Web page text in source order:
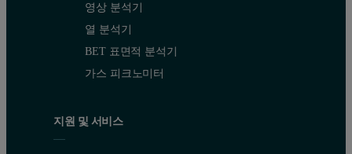
영상 분석기
열 분석기
BET 표면적 분석기
가스 피크노미터
지원 및 서비스